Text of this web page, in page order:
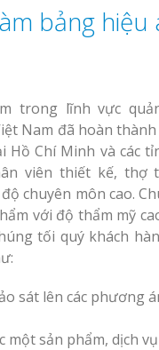
bảng hiệu
trong lĩnh vực
Nam đã hoàn
Chí Minh và các
viên thiết kế, thợ
chuyên môn cao.
với độ thẩm mỹ
tối quý khách
sát lên các phương
một sản phẩm, dịch
Rẻ
Cáo